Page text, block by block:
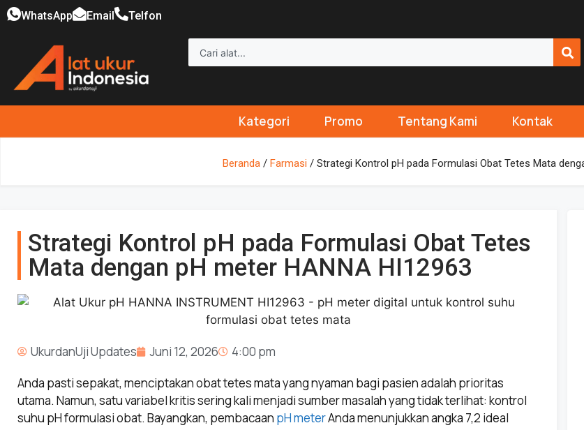
WhatsApp Email Telfon
Kategori Promo Tentang Kami Kontak
Beranda/ Farmasi / Strategi Kontrol pH pada Formulasi Obat Tetes Mata
Strategi Kontrol pH pada Formulasi Obat Tetes
Mata dengan pH meter HANNA HI12963
UkurdanUji Updates Juni 12, 2026
4:00 pm
Anda pasti sepakat, menciptakan obat tetes mata yang nyaman bagi pasien adalah prioritas
utama. Namun, satu variabel kritis sering kali menjadi sumber masalah yang tidak terlihat: kontrol
suhu pH formulasi obat. Bayangkan, pembacaan pH meterAnda menunjukkan angka 7,2 ideal